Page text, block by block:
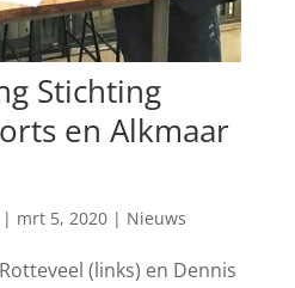
Stichting
en Alkmaar
mrt 5, 2020| Nieuws
(links) en Dennis